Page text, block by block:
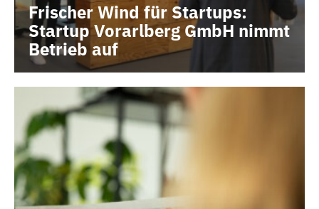
Frischer Wind für Startups:
Startup Vorarlberg GmbH nimmt
Betrieb auf